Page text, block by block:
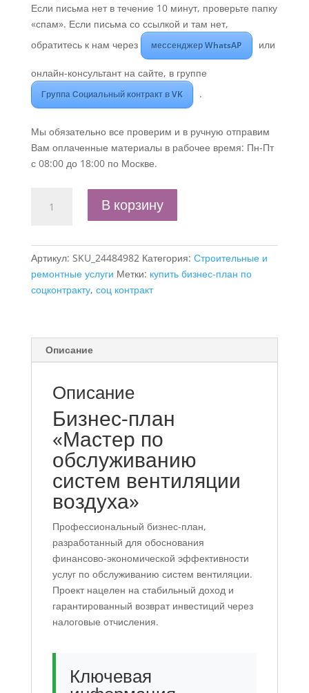
Если письма нет в течение 10 минут, проверьте папку
«спам». Если письма со ссылкой и там нет,
обратитесь к нам через
мессенджер WhatsAP или
онлайн-консультант на сайте, в группе
Группа Социальный контракт в VK .
Мы обязательно все проверим и в ручную отправим
Вам оплаченные материалы в рабочее время: Пн-Пт
с 08:00 до 18:00 по Москве.
товара
план
"Мастер
по
обслуживанию
воздуха"
моделью
В корзину
Артикул: SKU_24484982 Категория: Строительные и
ремонтные услуги Метки: купить бизнес-план по
соцконтракту, соц контракт
Описание
Описание
Бизнес-план
«Мастер по
обслуживанию
систем вентиляции
воздуха»
Профессиональный бизнес-план,
разработанный для обоснования
финансово-экономической эффективности
услуг по обслуживанию систем вентиляции.
Проект нацелен на стабильный доход и
гарантированный возврат инвестиций через
налоговые отчисления.
Ключевая